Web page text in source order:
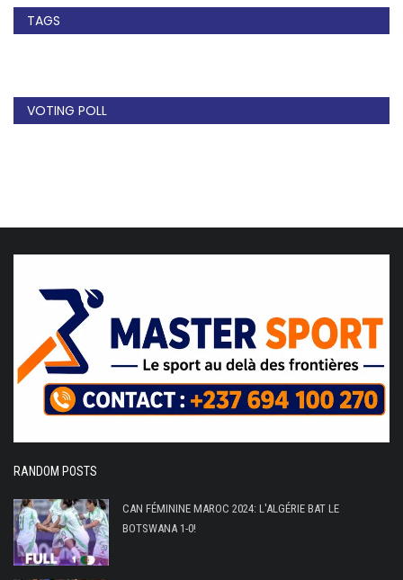
TAGS
VOTING POLL
RANDOM POSTS
CAN FÉMININE MAROC 2024: L'ALGÉRIE BAT LE
BOTSWANA 1-0!